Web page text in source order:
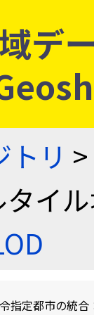
デ
リ >
タイ
指定都市の統